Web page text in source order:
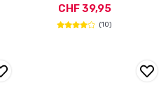
CHF 39,95
(10)